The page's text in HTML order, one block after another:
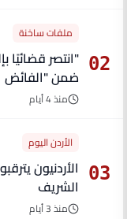
02
ملفات ساخنة
ضمن "الفائض
منذ 4 أيام
03
الأردن اليوم
الأردنيون
الشريف
منذ 3 أيام